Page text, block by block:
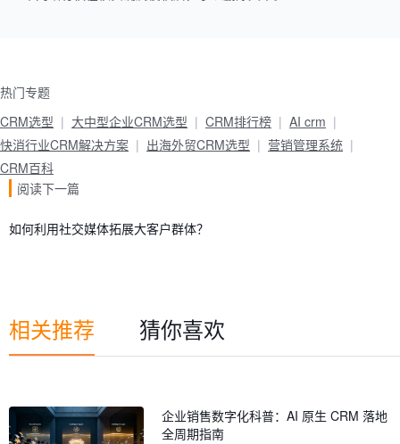
热门专题
CRM选型
大中型企业CRM选型 CRM排行榜
AI crm
快消行业CRM解决方案
出海外贸CRM选型
营销管理系统
CRM百科
阅读下一篇
如何利用社交媒体拓展大客户群体？
相关推荐 猜你喜欢
企业销售数字化科普：AI 原生 CRM 落地
全周期指南